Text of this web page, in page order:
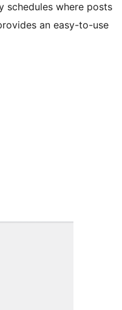
schedules where posts
an easy-to-use